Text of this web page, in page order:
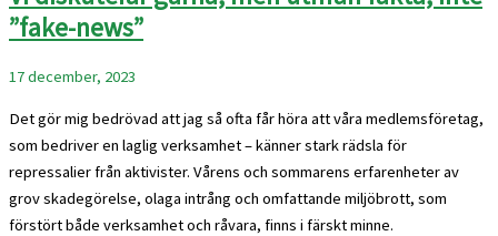
”fake-news”
17 december, 2023
Det gör mig bedrövad att jag så ofta får höra att våra medlemsföretag,
som bedriver en laglig verksamhet – känner stark rädsla för
repressalier från aktivister. Vårens och sommarens erfarenheter av
grov skadegörelse, olaga intrång och omfattande miljöbrott, som
förstört både verksamhet och råvara, finns i färskt minne.